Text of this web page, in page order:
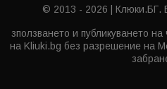
© 2013 - 2026 | Клюки.БГ.
зползването и публикуването
на Kliuki.bg без разрешение на